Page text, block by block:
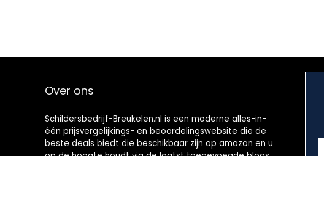
Over ons
Schildersbedrijf-Breukelen.nl is een moderne alles-in-
één prijsvergelijkings- en beoordelingswebsite die de
beste deals biedt die beschikbaar zijn op amazon en u
op de hoogte houdt via de laatst toegevoegde blogs.